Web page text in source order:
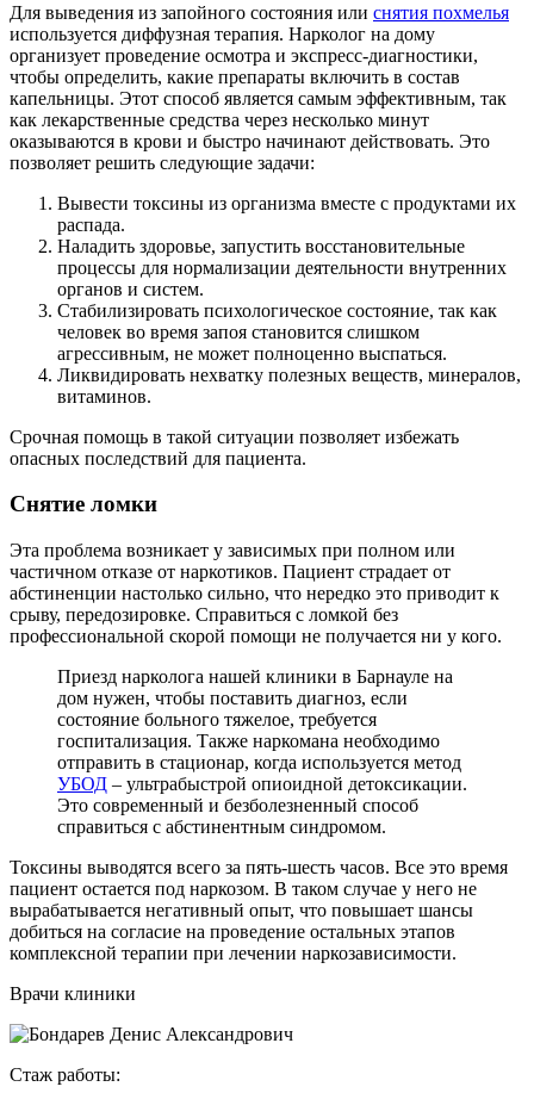
Для выведения из запойного состояния или снятия похмелья
используется диффузная терапия. Нарколог на дому
организует проведение осмотра и экспресс-диагностики,
чтобы определить, какие препараты включить в состав
капельницы. Этот способ является самым эффективным, так
как лекарственные средства через несколько минут
оказываются в крови и быстро начинают действовать. Это
позволяет решить следующие задачи:
Вывести токсины из организма вместе с продуктами их
распада.
Наладить здоровье, запустить восстановительные
процессы для нормализации деятельности внутренних
органов и систем.
Стабилизировать психологическое состояние, так как
человек во время запоя становится слишком
агрессивным, не может полноценно выспаться.
Ликвидировать нехватку полезных веществ, минералов,
витаминов.
Срочная помощь в такой ситуации позволяет избежать
опасных последствий для пациента.
Снятие ломки
Эта проблема возникает у зависимых при полном или
частичном отказе от наркотиков. Пациент страдает от
абстиненции настолько сильно, что нередко это приводит к
срыву, передозировке. Справиться с ломкой без
профессиональной скорой помощи не получается ни у кого.
Приезд нарколога нашей клиники в Барнауле на
дом нужен, чтобы поставить диагноз, если
состояние больного тяжелое, требуется
госпитализация. Также наркомана необходимо
отправить в стационар, когда используется метод
УБОД – ультрабыстрой опиоидной детоксикации.
Это современный и безболезненный способ
справиться с абстинентным синдромом.
Токсины выводятся всего за пять-шесть часов. Все это время
пациент остается под наркозом. В таком случае у него не
вырабатывается негативный опыт, что повышает шансы
добиться на согласие на проведение остальных этапов
комплексной терапии при лечении наркозависимости.
Врачи клиники
Стаж работы: